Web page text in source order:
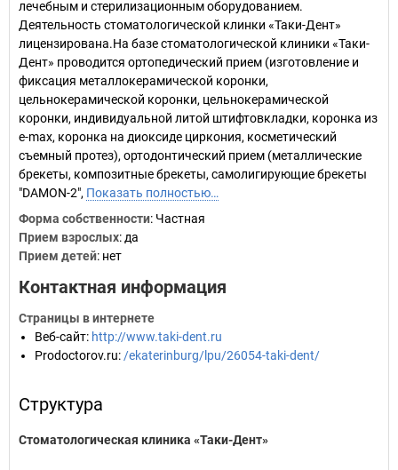
лечебным и стерилизационным оборудованием.
Деятельность стоматологической клинки «Таки-Дент»
лицензирована.На базе стоматологической клиники «Таки-
Дент» проводится ортопедический прием (изготовление и
фиксация металлокерамической коронки,
цельнокерамической коронки, цельнокерамической
коронки, индивидуальной литой штифтовкладки, коронка из
e-max, коронка на диоксиде циркония, косметический
съемный протез), ортодонтический прием (металлические
брекеты, композитные брекеты, самолигирующие брекеты
"DAMON-2", Показать полностью…
Форма собственности: Частная
Прием взрослых: да
Прием детей: нет
Контактная информация
Страницы в интернете
Веб-сайт: http://www.taki-dent.ru
Prodoctorov.ru: /ekaterinburg/lpu/26054-taki-dent/
Структура
Стоматологическая клиника «Таки-Дент»